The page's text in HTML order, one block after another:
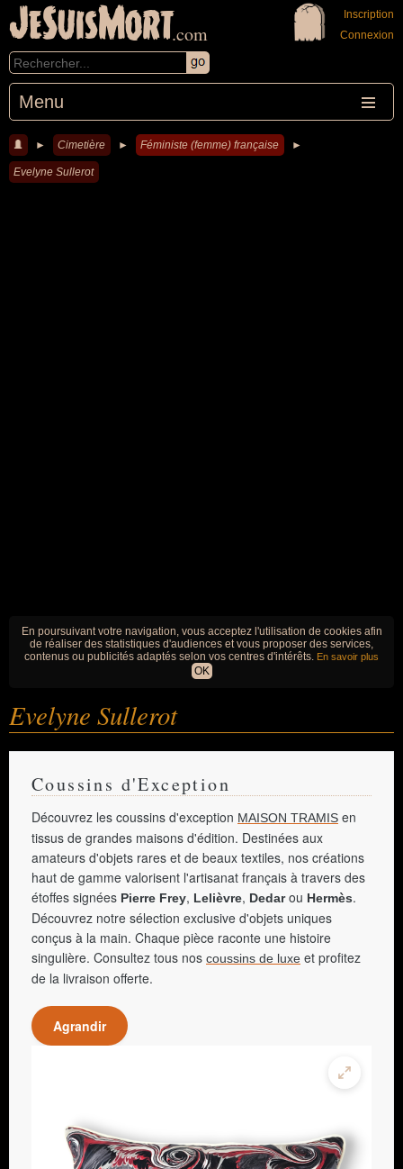
JeSuisMort.com
Menu
Inscription
Connexion
► Cimetière ► Féministe (femme) française ►
Evelyne Sullerot
En poursuivant votre navigation, vous acceptez l'utilisation de cookies afin
de réaliser des statistiques d'audiences et vous proposer des services,
contenus ou publicités adaptés selon vos centres d'intérêts. En savoir plus
OK
Evelyne Sullerot
Coussins d'Exception
Découvrez les coussins d'exception MAISON TRAMIS en
tissus de grandes maisons d'édition. Destinées aux
amateurs d'objets rares et de beaux textiles, nos créations
haut de gamme valorisent l'artisanat français à travers des
étoffes signées Pierre Frey, Lelièvre, Dedarou Hermès.
Découvrez notre sélection exclusive d'objets uniques
conçus à la main. Chaque pièce raconte une histoire
singulière. Consultez tous nos coussins de luxe et profitez
de la livraison offerte.
Agrandir